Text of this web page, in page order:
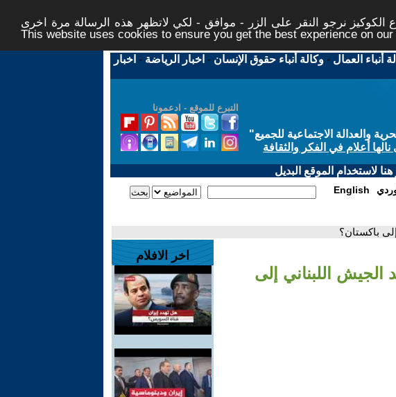
نرجو النقر على الزر - موافق - لكي لاتظهر هذه الرسالة مرة اخرى -
This website uses cookies to ensure you get the best experience on
أنباء العمال -وكالة أنباء حقوق الإنسان - اخبار الرياضة - اخبار
التبرع للموقع - ادعمونا
والعدالة الاجتماعية للجميع"
أعلام في الفكر والثقافة
لاستخدام الموقع البديل
English
باكستان؟
الجيش اللبناني إلى
اخر الافلام